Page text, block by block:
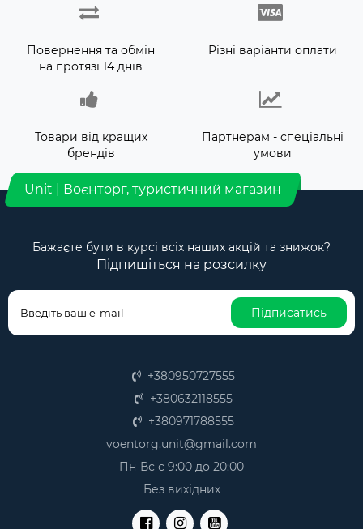
Повернення та обмін
на протязі 14 днів
Різні варіанти оплати
Товари від кращих
брендів
Партнерам - спеціальні
умови
Unit | Воєнторг, туристичний магазин
Бажаєте бути в курсі всіх наших акцій та знижок?
Підпишіться на розсилку
Підписатись
+380950727555
+380632118555
+380971788555
voentorg.unit@gmail.com
Пн-Вс с 9:00 до 20:00
Без вихідних